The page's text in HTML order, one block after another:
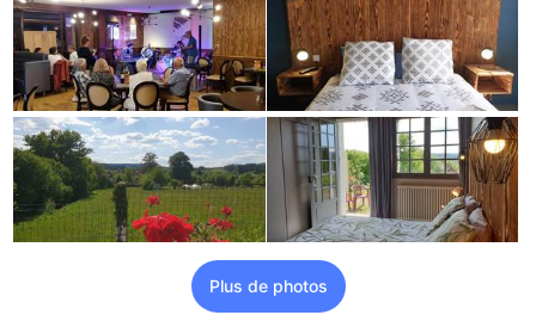
Plus de photos